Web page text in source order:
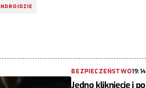
BEZPIECZEŃSTWO19:14
Jedno kliknięcie i po